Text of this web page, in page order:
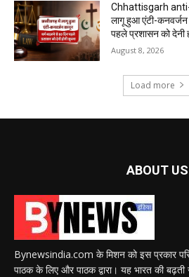
Chhattisgarh
लागू हुआ एंटी-
पहले प्रशासन को देनी
August 8, 2026
Load more
ABOUT US
Bynewsindia.com के मिशन को इस प्रकार
पाठक के लिए और पाठक द्वारा। यह भारत की